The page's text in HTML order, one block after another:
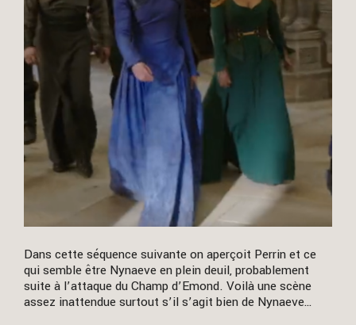
Dans cette séquence suivante on aperçoit Perrin et ce
qui semble être Nynaeve en plein deuil, probablement
suite à l’attaque du Champ d’Emond. Voilà une scène
assez inattendue surtout s’il s’agit bien de Nynaeve…